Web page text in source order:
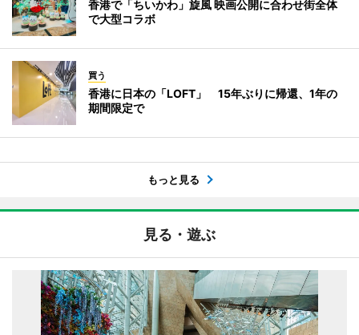
香港で「ちいかわ」旋風 映画公開に合わせ街全体
で大型コラボ
買う
香港に日本の「LOFT」 15年ぶりに帰還、1年の
期間限定で
もっと見る
見る・遊ぶ